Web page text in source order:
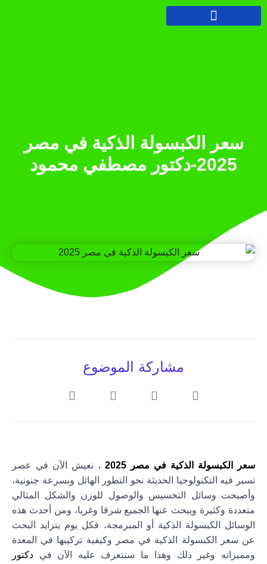
سعر الكبسولة الذكية في مصر
2025-دكتور مصطفي محمود
مشاركة الموضوع
سعر الكبسولة الذكية في مصر 2025
، نعيش الآن في عصر
تسير فيه التكنولوجيا الحديثة نحو التطور الهائل وبسرعة جنونية،
وأصبحت وسائل التخسيس والوصول للوزن والشكل المثالي
متعددة وكثيرة ويبحث عنها الجميع شرقا وغربا، ومن أحدث هذه
الوسائل الكبسولة الذكية أو المبرمجة، فكل يوم يتزايد البحث
عن سعر الكبسولة الذكية في مصر وكيفية تركيبها في المعدة
ومميزاته وغير ذلك وهذا ما سنتعرف عليه الآن في دكتور